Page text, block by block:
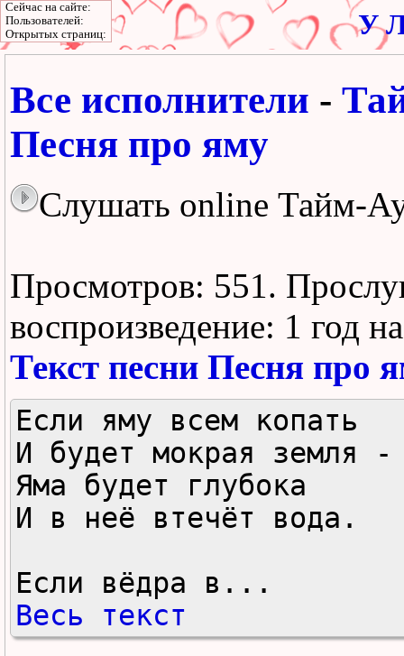
У
Все исполнители -
Песня про яму
Слушать online Тайм-
Просмотров: 551.
воспроизведение: 1 год
Текст песни Песня про
Если яму всем копать
И будет мокрая земля
Яма будет глубока
И в неё втечёт вода.
Если вёдра в...
Весь текст
Сейчас на сайте:
Пользователей:
Открытых страниц: